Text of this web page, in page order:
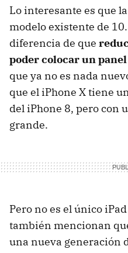
Lo interesante es que
modelo existente de
diferencia de que
poder colocar un
que ya no es nada
que el iPhone X tiene
del iPhone 8, pero con
grande.
Pero no es el único
también mencionan
una nueva generación